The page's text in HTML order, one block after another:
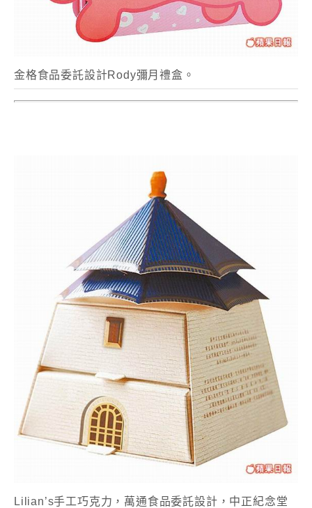
金格食品委託設計Rody彌月禮盒。
Lilian’s手工巧克力，萬通食品委託設計，中正紀念堂